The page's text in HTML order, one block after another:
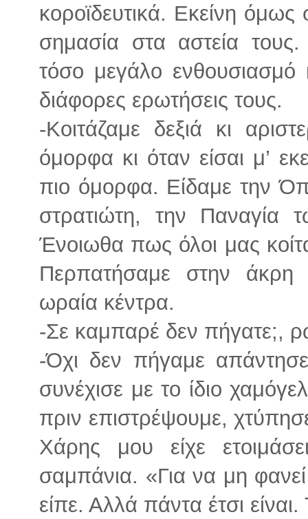
κοροϊδευτικά. Εκείνη
σημασία στα αστεία
τόσο μεγάλο ενθουσιασμό
διάφορες ερωτήσεις τους.
-Κοιτάζαμε δεξιά κι
όμορφα κι όταν είσαι μ’
πιο όμορφα. Είδαμε την
στρατιώτη, την Παναγία
Ένοιωθα πως όλοι μας
Περπατήσαμε στην
ωραία κέντρα.
-Σε καμπαρέ δεν πήγατε;,
-Όχι δεν πήγαμε
συνέχισε με το ίδιο
πριν επιστρέψουμε,
Χάρης μου είχε
σαμπάνια. «Για να μη
είπε. Αλλά πάντα έτσι